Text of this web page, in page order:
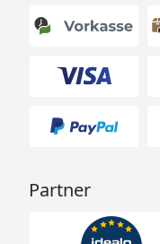
Partner